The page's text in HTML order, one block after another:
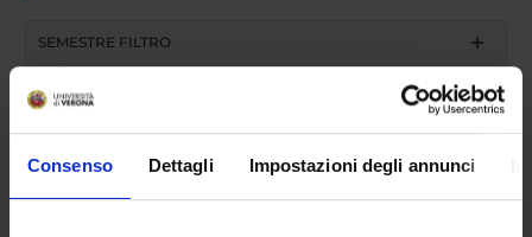
Consenso Dettagli Impostazioni degli annunci
SEMESTRE FILTRO
CORSI DI LAUREA
POST LAUREA